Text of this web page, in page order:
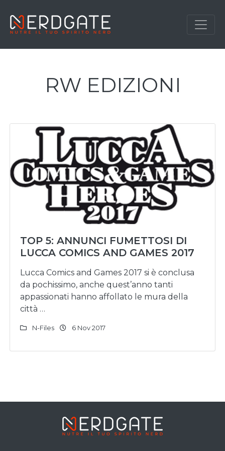
RW EDIZIONI
TOP 5: ANNUNCI FUMETTOSI DI
LUCCA COMICS AND GAMES 2017
Lucca Comics and Games 2017 si è conclusa
da pochissimo, anche quest’anno tanti
appassionati hanno affollato le mura della
città …
N-Files 6 Nov 2017